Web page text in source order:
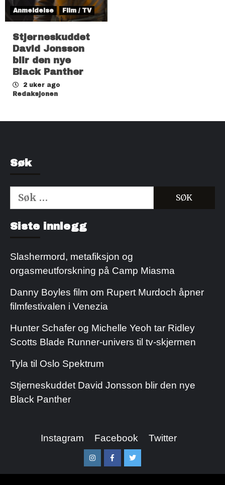
Anmeldelse Film / TV
Stjerneskuddet
David Jonsson
blir den nye
Black Panther
2 uker ago
Redaksjonen
Søk
Søk
etter:
Siste innlegg
Slashermord, metafiksjon og
orgasmeutforskning på Camp Miasma
Danny Boyles film om Rupert Murdoch åpner
filmfestivalen i Venezia
Hunter Schafer og Michelle Yeoh tar Ridley
Scotts Blade Runner-univers til tv-skjermen
Tyla til Oslo Spektrum
Stjerneskuddet David Jonsson blir den nye
Black Panther
Instagram Facebook Twitter
InstagramFacebookTwitter